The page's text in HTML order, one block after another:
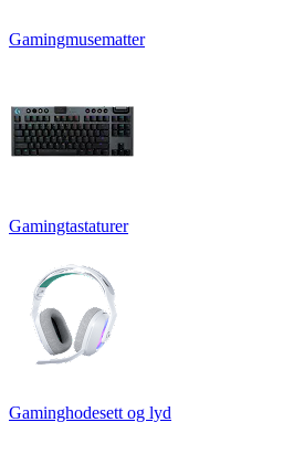
Gamingmusematter
Gamingtastaturer
Gaminghodesett og lyd